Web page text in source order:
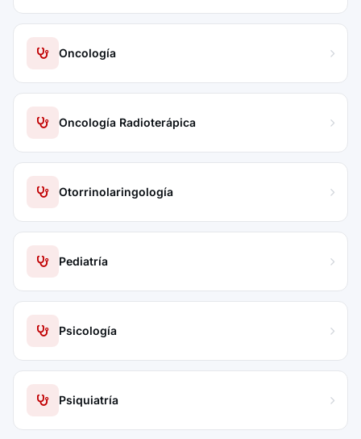
Oncología
Oncología Radioterápica
Otorrinolaringología
Pediatría
Psicología
Psiquiatría